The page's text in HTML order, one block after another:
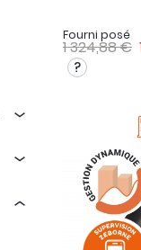
Fourni posé
1 324,88 €